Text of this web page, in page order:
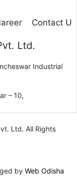
Contact Us
Ltd.
Industrial
– 10,
Ltd. All Rights
by Web Odisha